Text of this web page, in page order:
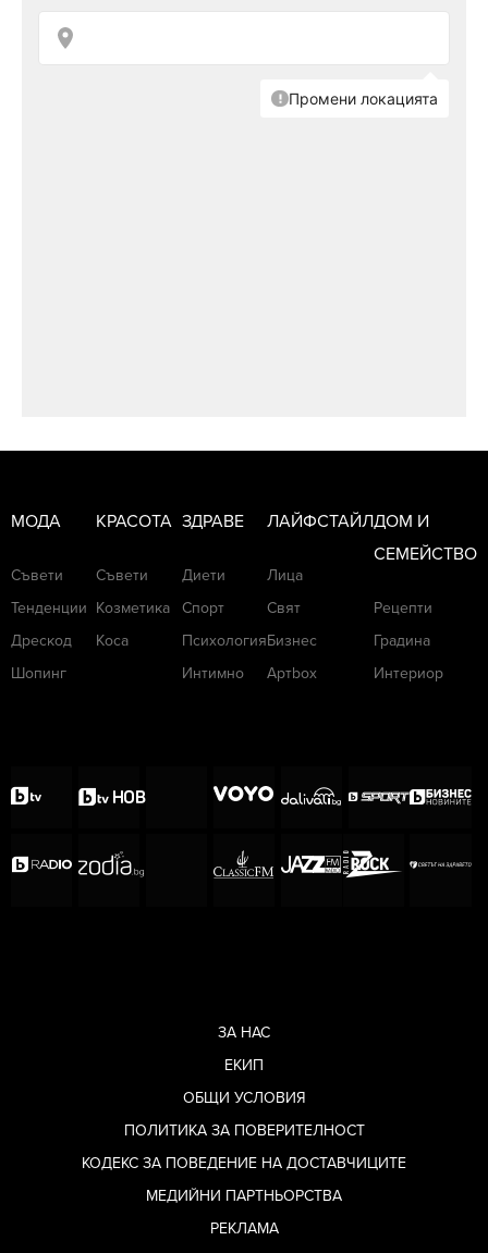
МОДА
Съвети
Тенденции
Дрескод
Шопинг
КРАСОТА
Съвети
Козметика
Коса
ЗДРАВЕ
Диети
Спорт
Психология
Интимно
ЛАЙФСТАЙЛ
Лица
Свят
Бизнес
Артbox
ДОМ И
СЕМЕЙСТВО
Рецепти
Градина
Интериор
ЗА НАС
ЕКИП
ОБЩИ УСЛОВИЯ
ПОЛИТИКА ЗА ПОВЕРИТЕЛНОСТ
КОДЕКС ЗА ПОВЕДЕНИЕ НА ДОСТАВЧИЦИТЕ
МЕДИЙНИ ПАРТНЬОРСТВА
РЕКЛАМА